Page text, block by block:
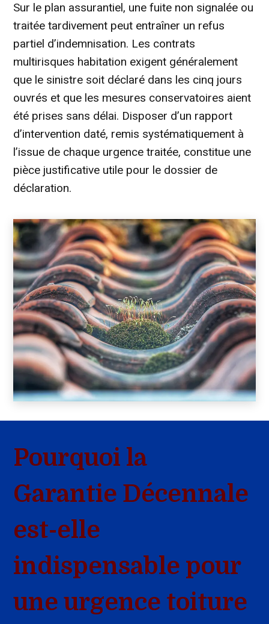
Sur le plan assurantiel, une fuite non signalée ou
traitée tardivement peut entraîner un refus
partiel d’indemnisation. Les contrats
multirisques habitation exigent généralement
que le sinistre soit déclaré dans les cinq jours
ouvrés et que les mesures conservatoires aient
été prises sans délai. Disposer d’un rapport
d’intervention daté, remis systématiquement à
l’issue de chaque urgence traitée, constitue une
pièce justificative utile pour le dossier de
déclaration.
Pourquoi la
Garantie Décennale
est-elle
indispensable pour
une urgence toiture